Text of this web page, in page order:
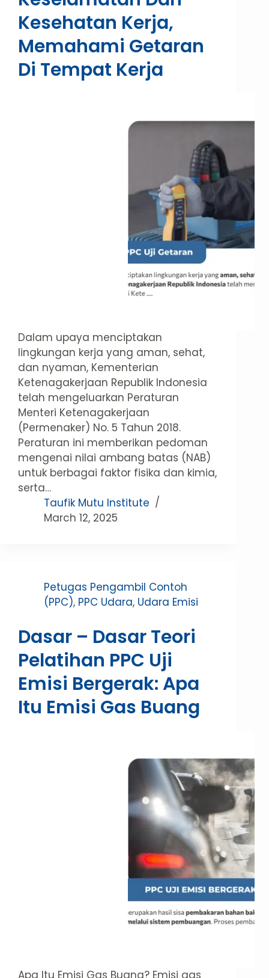
Kesehatan Kerja,
Memahami Getaran
Di Tempat Kerja
Dalam upaya menciptakan
lingkungan kerja yang aman, sehat,
dan nyaman, Kementerian
Ketenagakerjaan Republik Indonesia
telah mengeluarkan Peraturan
Menteri Ketenagakerjaan
(Permenaker) No. 5 Tahun 2018.
Peraturan ini memberikan pedoman
mengenai nilai ambang batas (NAB)
untuk berbagai faktor fisika dan kimia,
serta…
Taufik Mutu Institute
March 12, 2025
Petugas Pengambil Contoh
(PPC), PPC Udara, Udara Emisi
Dasar – Dasar Teori
Pelatihan PPC Uji
Emisi Bergerak: Apa
Itu Emisi Gas Buang
Apa Itu Emisi Gas Buang? Emisi gas